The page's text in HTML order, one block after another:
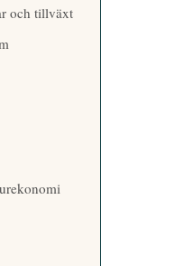
och tillväxt